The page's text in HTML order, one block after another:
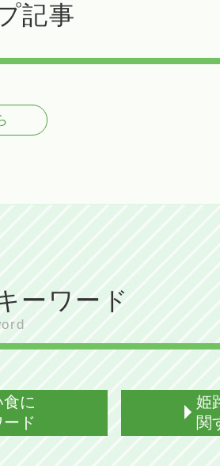
記事
ーワード
に
ド
姫
関
姫路 すご